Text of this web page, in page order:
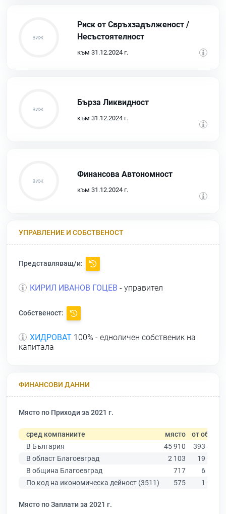
Риск от Свръхзадълженост /
Несъстоятелност
към 31.12.2024 г.
Бърза Ликвидност
към 31.12.2024 г.
Финансова Автономност
към 31.12.2024 г.
УПРАВЛЕНИЕ И СОБСТВЕНОСТ
Представляващ/и:
КИРИЛ ИВАНОВ ГОЦЕВ - управител
Собственост:
ХИДРОВАТ 100% - едноличен собственик на
капитала
ФИНАНСОВИ ДАННИ
Място по Приходи за 2021 г.
сред компаниите място от общо
В България
45 910
393 881
В област Благоевград
2 103
19 741
В община Благоевград
717
6 172
По код на икономическа дейност (3511)
575 1 941
Място по Заплати за 2021 г.